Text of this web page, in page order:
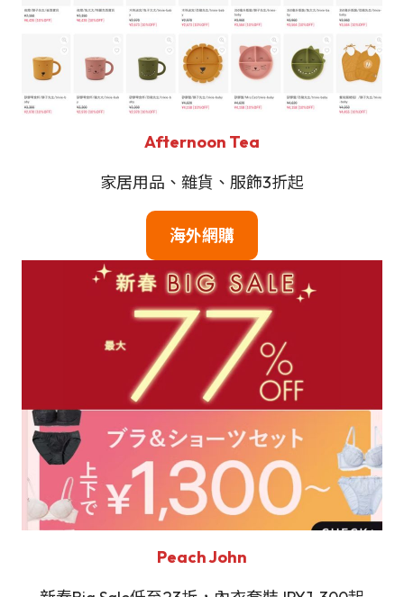
Afternoon Tea
家居用品、雜貨、服飾3折起
海外網購
Peach John